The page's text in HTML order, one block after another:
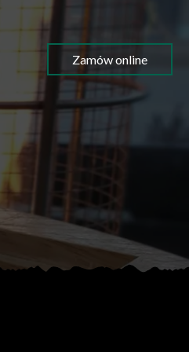
Zamów online